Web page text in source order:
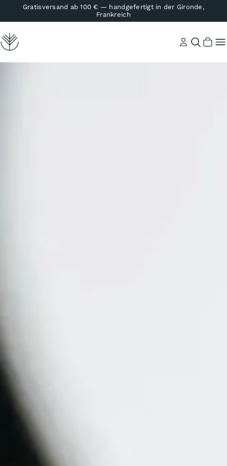
Gratisversand ab 100 € — handgefertigt in der Gironde,
Frankreich
KontoSuche